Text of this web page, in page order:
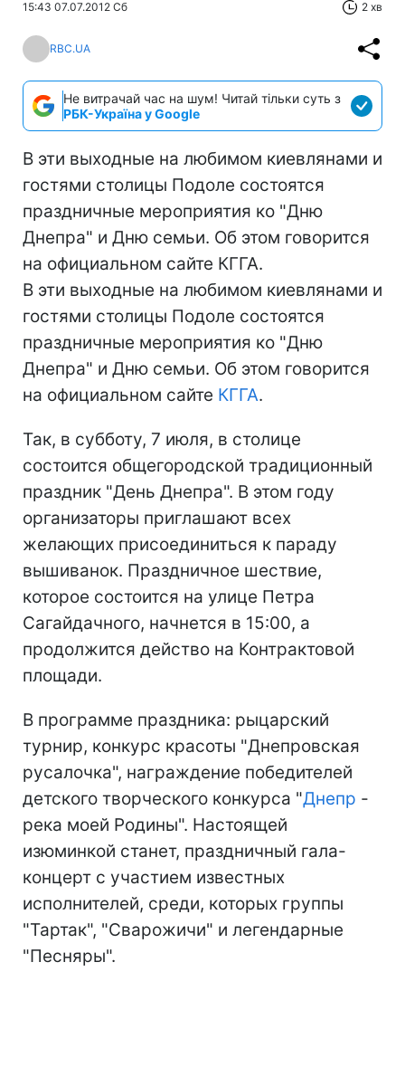
15:43 07.07.2012 Сб 2 хв
RBC.UA
Не витрачай час на шум! Читай тільки суть з
РБК-Україна у Google
В эти выходные на любимом киевлянами и
гостями столицы Подоле состоятся
праздничные мероприятия ко "Дню
Днепра" и Дню семьи. Об этом говорится
на официальном сайте КГГА.
В эти выходные на любимом киевлянами и
гостями столицы Подоле состоятся
праздничные мероприятия ко "Дню
Днепра" и Дню семьи. Об этом говорится
на официальном сайте КГГА.
Так, в субботу, 7 июля, в столице
состоится общегородской традиционный
праздник "День Днепра". В этом году
организаторы приглашают всех
желающих присоединиться к параду
вышиванок. Праздничное шествие,
которое состоится на улице Петра
Сагайдачного, начнется в 15:00, а
продолжится действо на Контрактовой
площади.
В программе праздника: рыцарский
турнир, конкурс красоты "Днепровская
русалочка", награждение победителей
детского творческого конкурса "Днепр -
река моей Родины". Настоящей
изюминкой станет, праздничный гала-
концерт с участием известных
исполнителей, среди, которых группы
"Тартак", "Сварожичи" и легендарные
"Песняры".